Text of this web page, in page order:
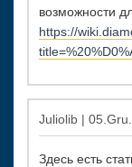
возможности
https://
Juliolib |
Здесь есть